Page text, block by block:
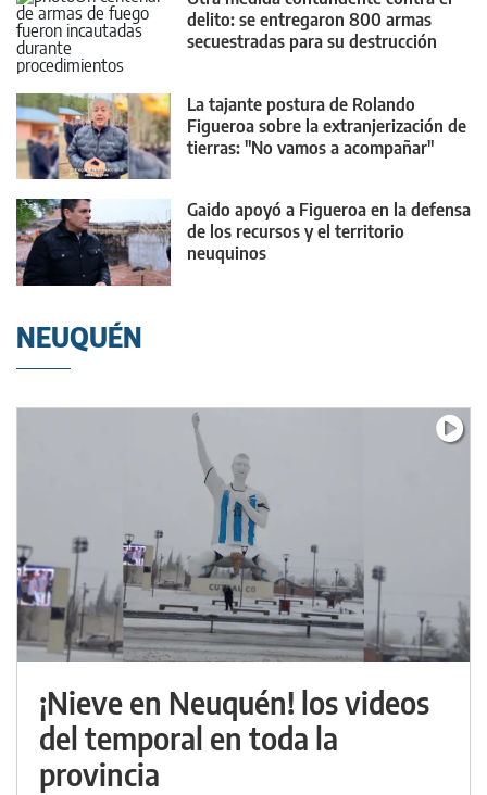
delito: se entregaron 800 armas
secuestradas para su destrucción
La tajante postura de Rolando
Figueroa sobre la extranjerización de
tierras: "No vamos a acompañar"
Gaido apoyó a Figueroa en la defensa
de los recursos y el territorio
neuquinos
NEUQUÉN
¡Nieve en Neuquén! los videos
del temporal en toda la
provincia